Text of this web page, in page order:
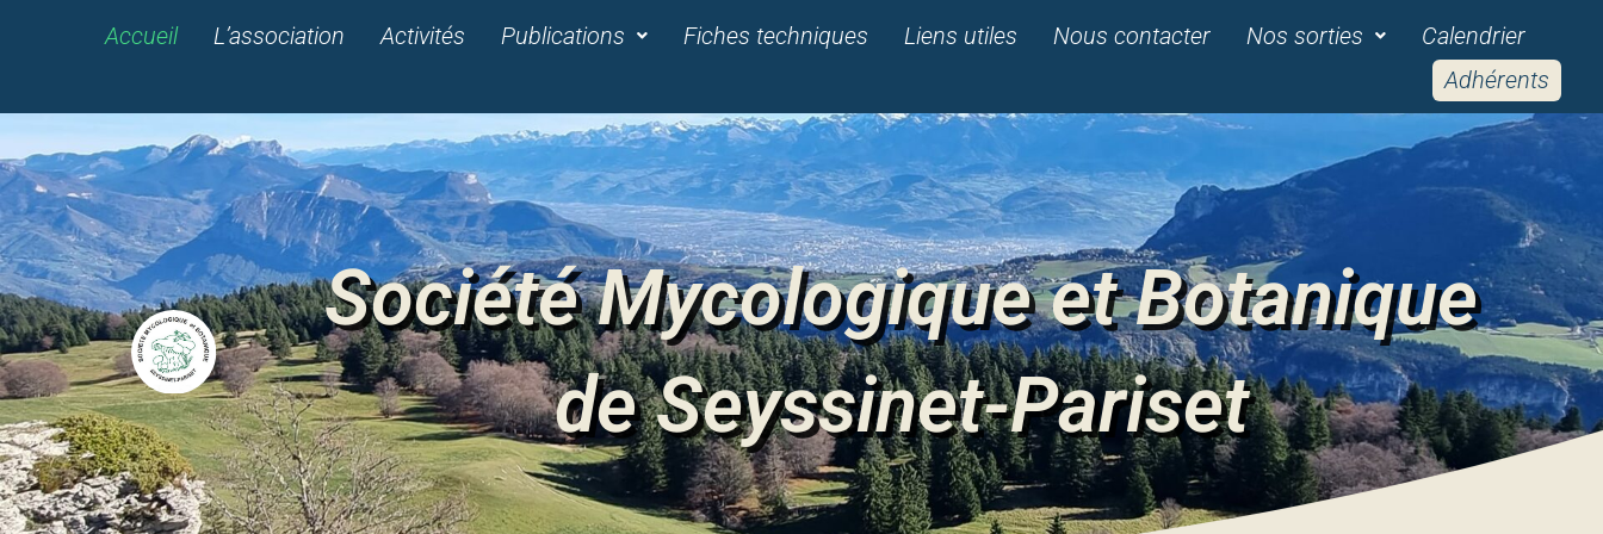
Accueil L’association Activités Publications Fiches techniques Liens utiles Nous contacter Nos sorties
Calendrier
Adhérents
Société Mycologique et Botanique
de Seyssinet-Pariset